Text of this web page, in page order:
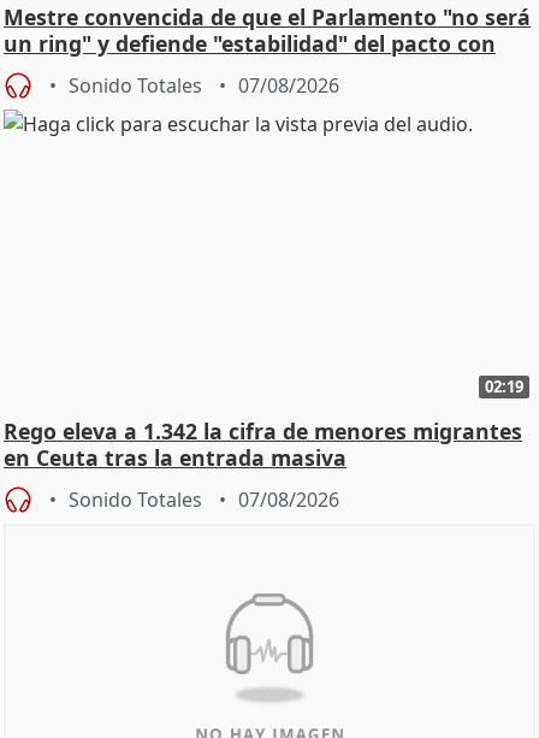
Mestre convencida de que el Parlamento "no será
un ring" y defiende "estabilidad" del pacto con
Vox
Sonido Totales 07/08/2026
02:19
Rego eleva a 1.342 la cifra de menores migrantes
en Ceuta tras la entrada masiva
Sonido Totales 07/08/2026